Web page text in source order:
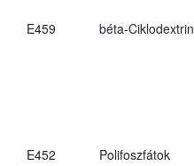
E459
béta-Ciklodextrin
E452 Polifoszfátok